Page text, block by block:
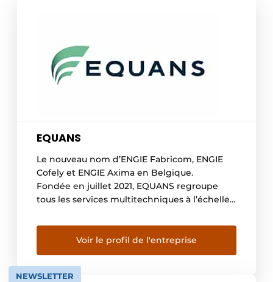
EQUANS
Le nouveau nom d’ENGIE Fabricom, ENGIE
Cofely et ENGIE Axima en Belgique.
Fondée en juillet 2021, EQUANS regroupe
tous les services multitechniques à l’échelle
et un chiffre d’affaires annuel de plus de 12
milliards d’euros, EQUANS est un nouveau
leader du marché des services
multitechniques qui opère à […]
Voir le profil de l'entreprise
NEWSLETTER